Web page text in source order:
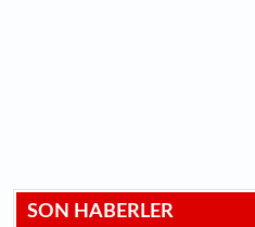
SON HABERLER